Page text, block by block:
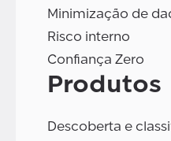
Minimização de
Risco interno
Confiança Zero
Produtos
Descoberta e